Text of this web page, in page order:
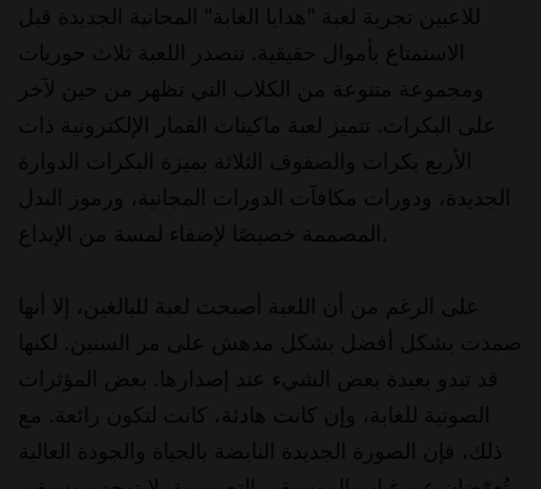
للاعبين تجربة لعبة "هدايا الغابة" المجانية الجديدة قبل
الاستمتاع بأموال حقيقية. تتصدر اللعبة ثلاث حوريات
ومجموعة متنوعة من الكلاب التي تظهر من حين لآخر
على البكرات. تتميز لعبة ماكينات القمار الإلكترونية ذات
الأربع بكرات والصفوف الثلاثة بميزة البكرات الدوارة
الجديدة، ودورات مكافآت الدورات المجانية، ورموز البدل
على الرغم من أن اللعبة أصبحت لعبة للبالغين، إلا أنها
صمدت بشكل أفضل بشكل مدهش على مر السنين. لكنها
قد تبدو بعيدة بعض الشيء عند إصدارها. بعض المؤثرات
الصوتية للغابة، وإن كانت هادئة، كانت لتكون رائعة. مع
ذلك، فإن الصورة الجديدة النابضة بالحياة والجودة العالية